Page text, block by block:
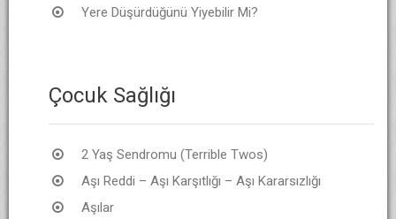
Yere Düşürdüğünü Yiyebilir Mi?
Çocuk Sağlığı
2 Yaş Sendromu (Terrible Twos)
Aşı Reddi – Aşı Karşıtlığı – Aşı Kararsızlığı
Aşılar